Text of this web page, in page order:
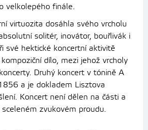
velkolepého finále.
virtuozita dosáhla svého vrcholu
solitér, inovátor, bouřlivák i
své hektické koncertní aktivitě
dílo, mezi jehož vrcholy
Druhý koncert v tónině A
a je dokladem Lisztova
Koncert není dělen na části a
zvukovém proudu.